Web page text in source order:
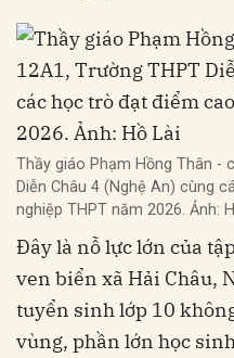
Thầy giáo Phạm Hồng Thân -
Diễn Châu 4 (Nghệ An) cùng
nghiệp THPT năm 2026. Ảnh:
Đây là nỗ lực lớn của
ven biển xã Hải Châu,
tuyển sinh lớp 10
vùng, phần lớn học